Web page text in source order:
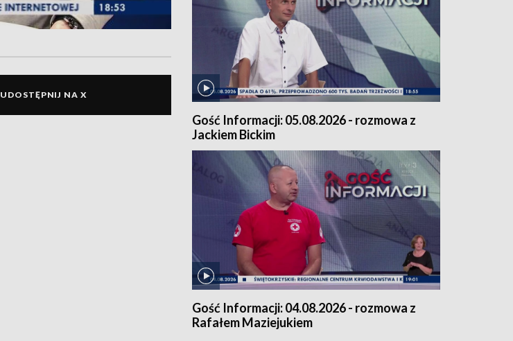
UDOSTĘPNIJ NA X
Gość Informacji: 05.08.2026 - rozmowa z
Jackiem Bickim
Gość Informacji: 04.08.2026 - rozmowa z
Rafałem Maziejukiem